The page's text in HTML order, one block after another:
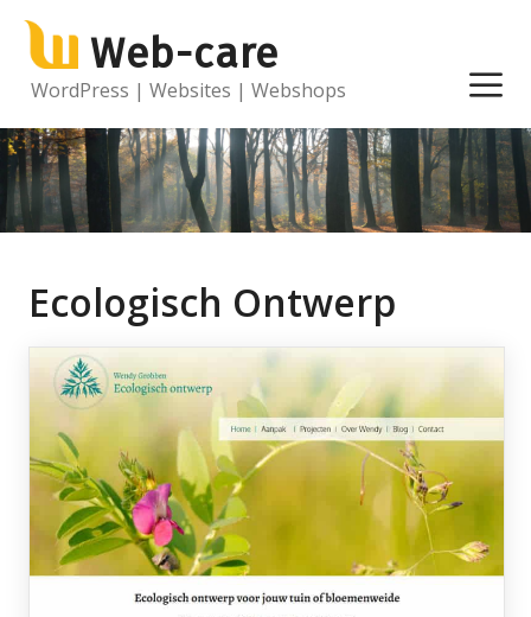
Ga
naar
Web-care
WordPress | Websites | Webshops
Ecologisch Ontwerp